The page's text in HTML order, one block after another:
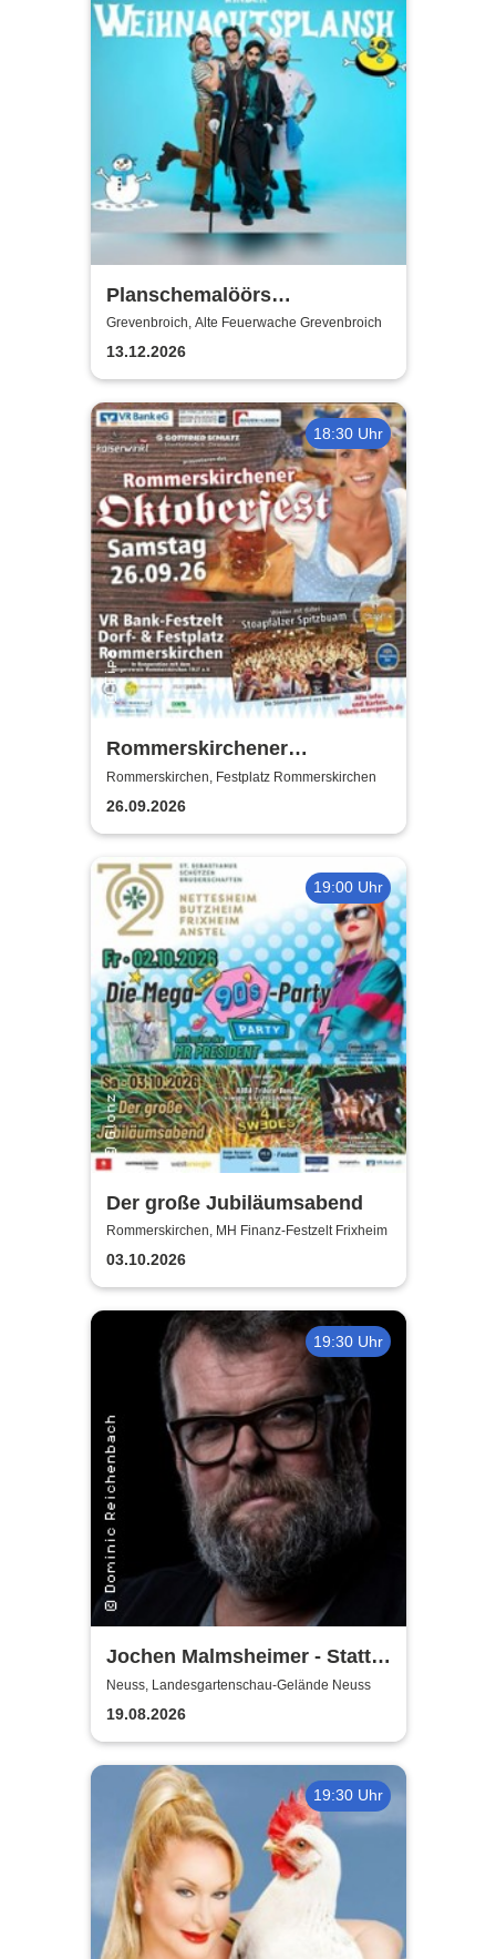
Planschemalöörs
Kinderweihnachtsplansch
Grevenbroich, Alte Feuerwache Grevenbroich
13.12.2026
18:30 Uhr
Rommerskirchener
Oktoberfest - Auf geht´s -
pack mas!
Rommerskirchen, Festplatz Rommerskirchen
26.09.2026
19:00 Uhr
Der große Jubiläumsabend
Rommerskirchen, MH Finanz-Festzelt Frixheim
03.10.2026
19:30 Uhr
Jochen Malmsheimer - Statt
wesentlich die Welt bewegt,
hab ich wohl nur das Meer
gepflügt
Neuss, Landesgartenschau-Gelände Neuss
19.08.2026
19:30 Uhr